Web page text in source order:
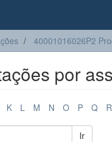
40001016026P2
por
K L M N O P Q R
Ir